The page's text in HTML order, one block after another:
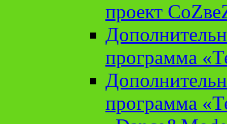
проект
программа
программа